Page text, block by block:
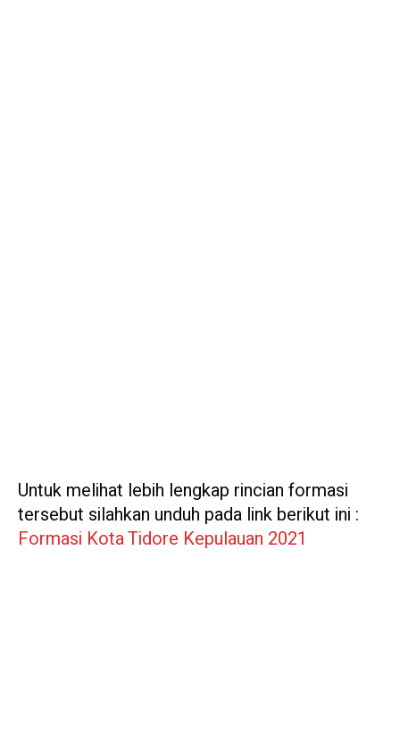
Untuk melihat lebih lengkap rincian formasi
tersebut silahkan unduh pada link berikut ini :
Formasi Kota Tidore Kepulauan 2021